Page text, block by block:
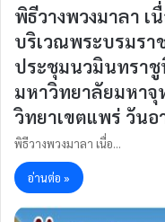
พิธีวางพวงมาลา
บริเวณพระบรมรา
ประชุมนวมินทรา
มหาวิทยาลัยมหาจุ
วิทยาเขตแพร่ วัน
พิธีวางพวงมาลา เนื่อ…
อ่านต่อ »